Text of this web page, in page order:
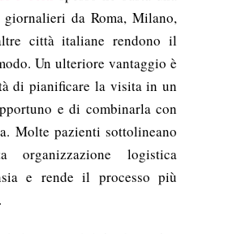
da Roma, Milano,
città italiane rendono il
Un ulteriore vantaggio è
di pianificare la visita in un
e di combinarla con
Molte pazienti sottolineano
organizzazione logistica
e rende il processo più